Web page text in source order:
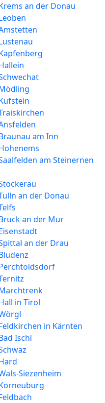
an der Donau
am Inn
am Steinernen
an der Donau
an der Mur
an der Drau
in Tirol
in Kärnten
Ischl
Siezenheim